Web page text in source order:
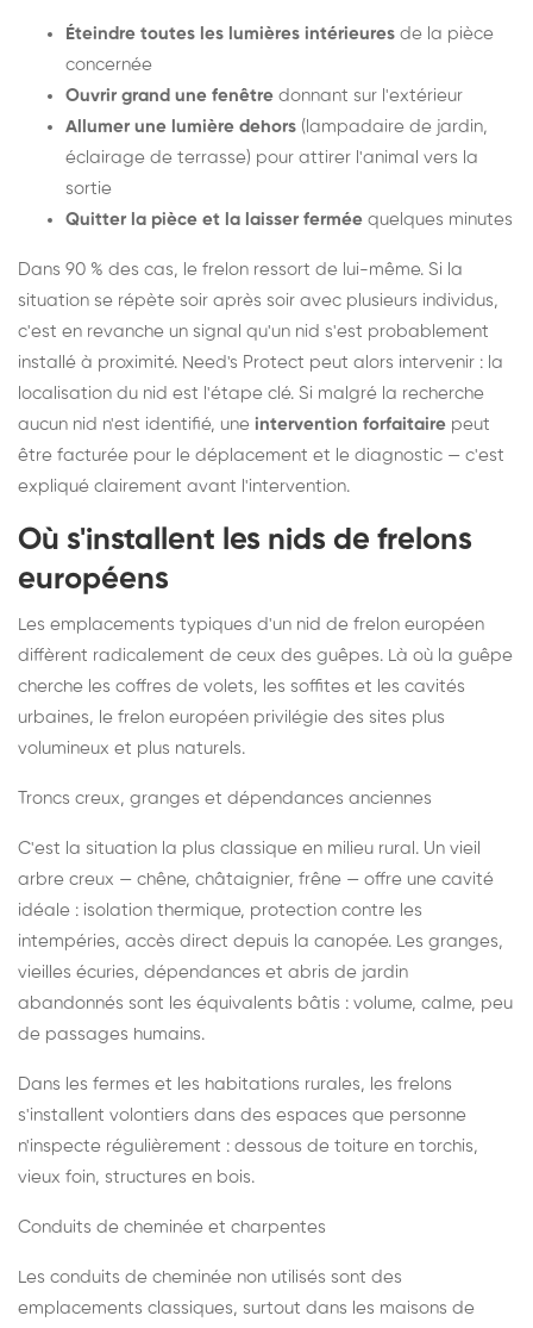
Éteindre toutes les lumières intérieures de la pièce
concernée
Ouvrir grand une fenêtre donnant sur l'extérieur
Allumer une lumière dehors (lampadaire de jardin,
éclairage de terrasse) pour attirer l'animal vers la
sortie
Quitter la pièce et la laisser fermée quelques minutes
Dans 90 % des cas, le frelon ressort de lui-même. Si la
situation se répète soir après soir avec plusieurs individus,
c'est en revanche un signal qu'un nid s'est probablement
installé à proximité. Need's Protect peut alors intervenir : la
localisation du nid est l'étape clé. Si malgré la recherche
aucun nid n'est identifié, une intervention forfaitaire peut
être facturée pour le déplacement et le diagnostic — c'est
expliqué clairement avant l'intervention.
Où s'installent les nids de frelons
européens
Les emplacements typiques d'un nid de frelon européen
diffèrent radicalement de ceux des guêpes. Là où la guêpe
cherche les coffres de volets, les soffites et les cavités
urbaines, le frelon européen privilégie des sites plus
volumineux et plus naturels.
Troncs creux, granges et dépendances anciennes
C'est la situation la plus classique en milieu rural. Un vieil
arbre creux — chêne, châtaignier, frêne — offre une cavité
idéale : isolation thermique, protection contre les
intempéries, accès direct depuis la canopée. Les granges,
vieilles écuries, dépendances et abris de jardin
abandonnés sont les équivalents bâtis : volume, calme, peu
de passages humains.
Dans les fermes et les habitations rurales, les frelons
s'installent volontiers dans des espaces que personne
n'inspecte régulièrement : dessous de toiture en torchis,
vieux foin, structures en bois.
Conduits de cheminée et charpentes
Les conduits de cheminée non utilisés sont des
emplacements classiques, surtout dans les maisons de